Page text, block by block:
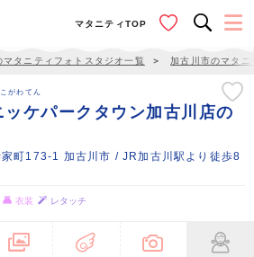
マタニティTOP
マタニティフォトスタジオ一覧 ＞ 加古川市のマタ
がわてん
ケパークタウン加古川店の
町173-1 加古川市 / JR加古川駅より徒歩8
衣装 レタッチ